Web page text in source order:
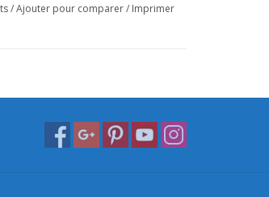
/Ajouter pour comparer/ Imprimer